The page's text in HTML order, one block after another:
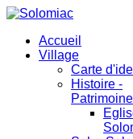
Accueil
Village
Carte
Histoire -
Patrimoine